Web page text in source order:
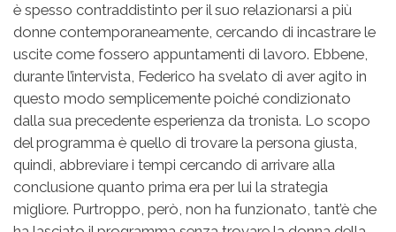
è spesso contraddistinto per il suo relazionarsi a più
donne contemporaneamente, cercando di incastrare le
uscite come fossero appuntamenti di lavoro. Ebbene,
durante l’intervista, Federico ha svelato di aver agito in
questo modo semplicemente poiché condizionato
dalla sua precedente esperienza da tronista. Lo scopo
del programma è quello di trovare la persona giusta,
quindi, abbreviare i tempi cercando di arrivare alla
conclusione quanto prima era per lui la strategia
migliore. Purtroppo, però, non ha funzionato, tant’è che